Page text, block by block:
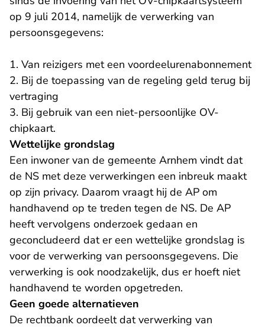
op 9 juli 2014, namelijk de verwerking van
persoonsgegevens:
1. Van reizigers met een voordeelurenabonnement
2. Bij de toepassing van de regeling geld terug bij
vertraging
3. Bij gebruik van een niet-persoonlijke OV-
chipkaart.
Wettelijke grondslag
Een inwoner van de gemeente Arnhem vindt dat
de NS met deze verwerkingen een inbreuk maakt
op zijn privacy. Daarom vraagt hij de AP om
handhavend op te treden tegen de NS. De AP
heeft vervolgens onderzoek gedaan en
geconcludeerd dat er een wettelijke grondslag is
voor de verwerking van persoonsgegevens. Die
verwerking is ook noodzakelijk, dus er hoeft niet
handhavend te worden opgetreden.
Geen goede alternatieven
De rechtbank oordeelt dat verwerking van